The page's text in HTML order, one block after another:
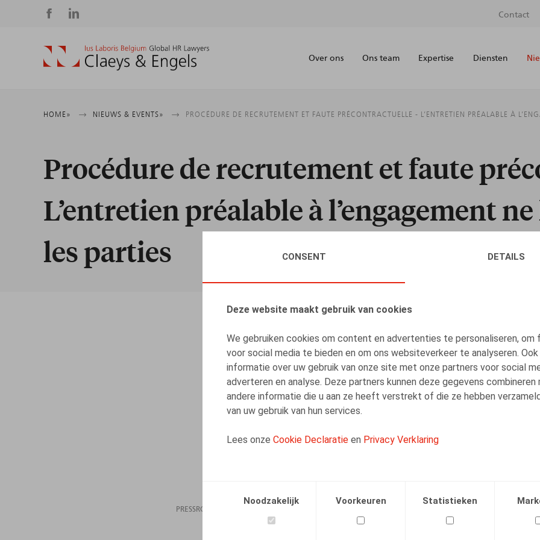
CONSENT DETAILS
Deze website maakt gebruik van cookies
We gebruiken cookies om content en advertenties te personaliseren, om
voor social media te bieden en om ons websiteverkeer te analyseren.
informatie over uw gebruik van onze site met onze partners voor social
adverteren en analyse. Deze partners kunnen deze gegevens combineren
andere informatie die u aan ze heeft verstrekt of die ze hebben
van uw gebruik van hun services.
Lees onze Cookie Declaratie en Privacy Verklaring
Noodzakelijk Voorkeuren Statistieken
Social
media
Contact
Over ons Ons team Expertise Diensten
Kruimelpad
HOME NIEUWS & EVENTS PROCÉDURE DE RECRUTEMENT ET FAUTE PRÉCONTRACTUELLE - L’ENTRETIEN PRÉALABLE À
Procédure de recrutement et faute
L’entretien préalable à l’engagement
les parties
PRESSROOM
AUTEURS
Justine Vaesen
Senior Associate